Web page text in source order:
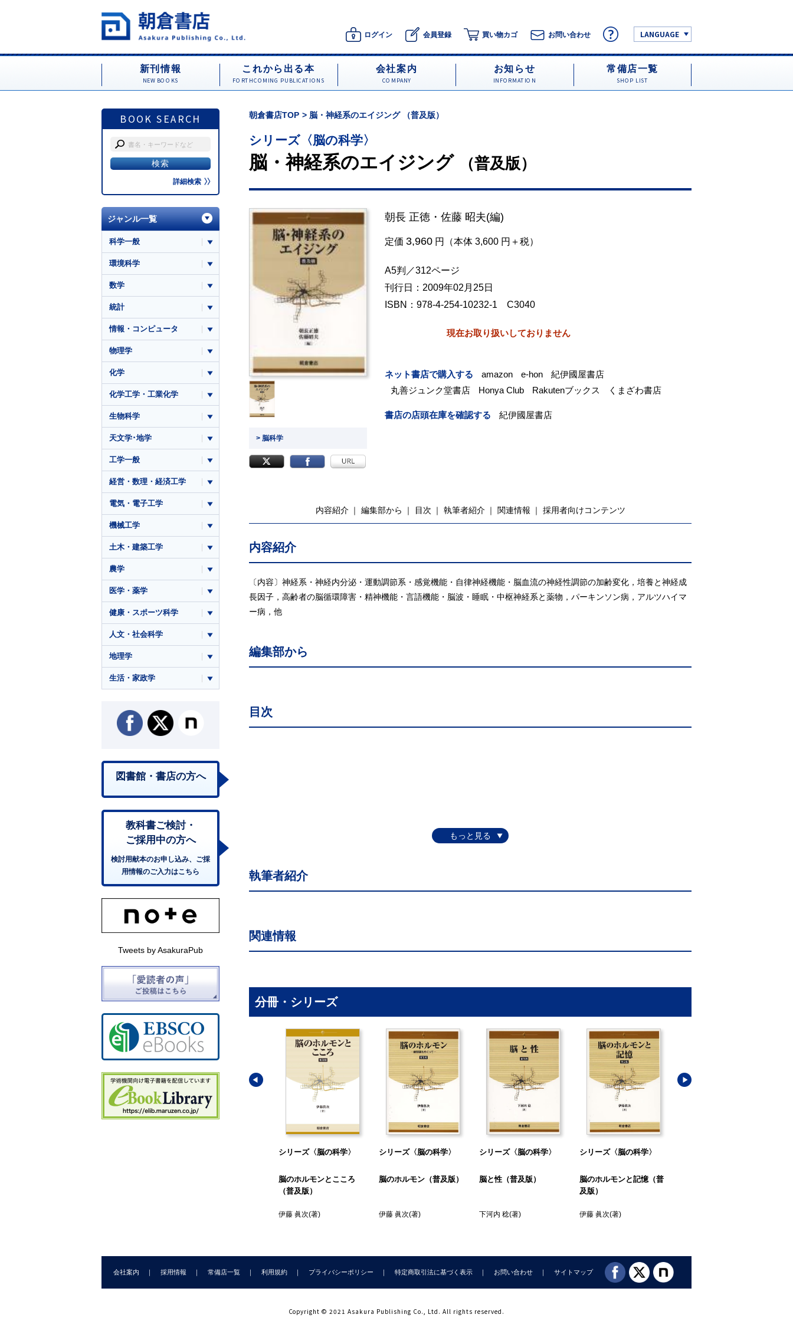
ログイン 会員登録 買い物カゴ お問い合わせ LANGUAGE
新刊情報
NEW BOOKS
これから出る本
FORTHCOMING PUBLICATIONS
会社案内
COMPANY
お知らせ
INFORMATION
常備店一覧
SHOP LIST
BOOK SEARCH
詳細検索
朝倉書店TOP 脳・神経系のエイジング （普及版）
シリーズ〈脳の科学〉
脳・神経系のエイジング （普及版）
> 脳科学
朝長 正徳 ・ 佐藤 昭夫(編)
定価 3,960 円（本体 3,600 円＋税）
A5判／312ページ
刊行日：2009年02月25日
ISBN：978-4-254-10232-1 C3040
現在お取り扱いしておりません
ネット書店で購入する amazon e-hon
紀伊國屋書店
丸善ジュンク堂書店
Honya Club Rakutenブックス くまざわ書店
書店の店頭在庫を確認する 紀伊國屋書店
内容紹介 編集部から 目次 執筆者紹介 関連情報 採用者向けコンテンツ
内容紹介
〔内容〕神経系・神経内分泌・運動調節系・感覚機能・自律神経機能・脳血流の神経性調節の加齢変化，培養と神経成
長因子，高齢者の脳循環障害・精神機能・言語機能・脳波・睡眠・中枢神経系と薬物，パーキンソン病，アルツハイマ
ー病，他
編集部から
目次
執筆者紹介
関連情報
分冊・シリーズ
シリーズ〈脳の科学〉
脳のホルモンとこころ
（普及版）
伊藤 眞次(著)
シリーズ〈脳の科学〉
脳のホルモン（普及版）
伊藤 眞次(著)
シリーズ〈脳の科学〉
脳と性（普及版）
下河内 稔(著)
シリーズ〈脳の科学〉
脳のホルモンと記憶（普
及版）
伊藤 眞次(著)
ジャンル一覧
科学一般
環境科学
数学
統計
情報・コンピュータ
物理学
化学
化学工学・工業化学
生物科学
天文学･地学
工学一般
経営・数理・経済工学
電気・電子工学
機械工学
土木・建築工学
農学
医学・薬学
健康・スポーツ科学
人文・社会科学
地理学
生活・家政学
図書館・書店の方へ
教科書ご検討・
ご採用中の方へ
検討用献本のお申し込み、ご採
用情報のご入力はこちら
Tweets by AsakuraPub
会社案内 採用情報 常備店一覧 利用規約 プライバシーポリシー 特定商取引法に基づく表示 お問い合わせ サイトマップ
Copyright © 2021 Asakura Publishing Co., Ltd. All rights reserved.